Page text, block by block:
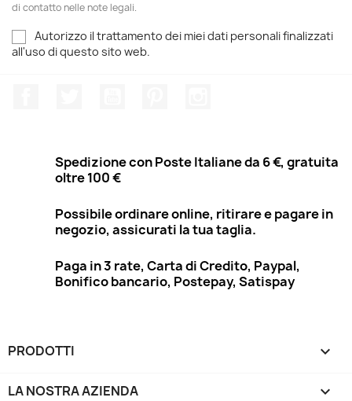
di contatto nelle note legali.
Autorizzo il trattamento dei miei dati personali finalizzati
all'uso di questo sito web.
Spedizione con Poste Italiane da 6 €, gratuita
oltre 100 €
Possibile ordinare online, ritirare e pagare in
negozio, assicurati la tua taglia.
Paga in 3 rate, Carta di Credito, Paypal,
Bonifico bancario, Postepay, Satispay
PRODOTTI 
LA NOSTRA AZIENDA 